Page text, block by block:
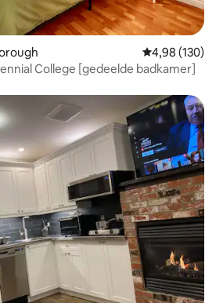
Gemiddelde
4,98 (130)
College [gedeelde badkamer]